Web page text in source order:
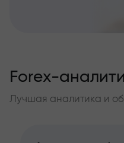
Forex-
Лучшая аналитика и